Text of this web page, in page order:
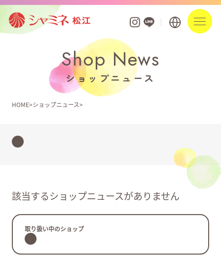
フロアガイド
ショップを探す
ポイントアプリ・カード
営業時間・駐車場案内
Shop News
ショップニュース
HOME ショップニュース
該当するショップニュースがありません
取り扱い中のショップ